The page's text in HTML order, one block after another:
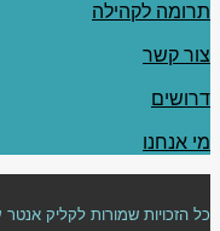
תרומה לקהילה
צור קשר
דרושים
מי אנחנו
כל הזכויות שמורות לקליק אנטר